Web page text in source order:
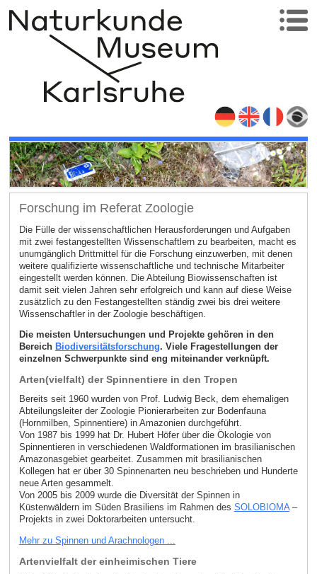
Forschung im Referat Zoologie
Die Fülle der wissenschaftlichen Herausforderungen und Aufgaben
mit zwei festangestellten Wissenschaftlern zu bearbeiten, macht es
unumgänglich Drittmittel für die Forschung einzuwerben, mit denen
weitere qualifizierte wissenschaftliche und technische Mitarbeiter
eingestellt werden können. Die Abteilung Biowissenschaften ist
damit seit vielen Jahren sehr erfolgreich und kann auf diese Weise
zusätzlich zu den Festangestellten ständig zwei bis drei weitere
Wissenschaftler in der Zoologie beschäftigen.
Die meisten Untersuchungen und Projekte gehören in den
Bereich Biodiversitätsforschung. Viele Fragestellungen der
einzelnen Schwerpunkte sind eng miteinander verknüpft.
Arten(vielfalt) der Spinnentiere in den Tropen
Bereits seit 1960 wurden von Prof. Ludwig Beck, dem ehemaligen
Abteilungsleiter der Zoologie Pionierarbeiten zur Bodenfauna
(Hornmilben, Spinnentiere) in Amazonien durchgeführt.
Von 1987 bis 1999 hat Dr. Hubert Höfer über die Ökologie von
Spinnentieren in verschiedenen Waldformationen im brasilianischen
Amazonasgebiet gearbeitet. Zusammen mit brasilianischen
Kollegen hat er über 30 Spinnenarten neu beschrieben und Hunderte
neue Arten gesammelt.
Von 2005 bis 2009 wurde die Diversität der Spinnen in
Küstenwäldern im Süden Brasiliens im Rahmen des SOLOBIOMA–
Projekts in zwei Doktorarbeiten untersucht.
Mehr zu Spinnen und Arachnologen ...
Artenvielfalt der einheimischen Tiere